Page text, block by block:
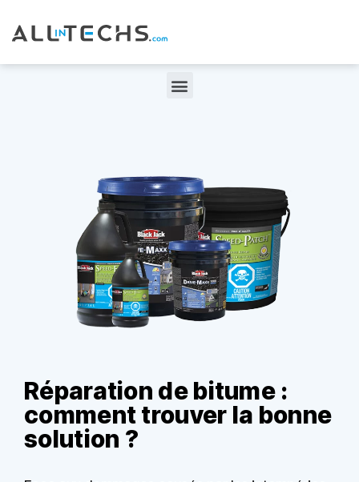
Réparation de bitume :
comment trouver la bonne
solution ?